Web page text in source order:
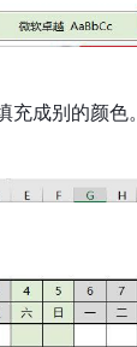
成别的颜色。